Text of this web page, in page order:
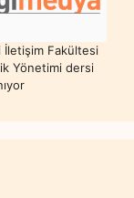
Fakültesi
Yönetimi dersi